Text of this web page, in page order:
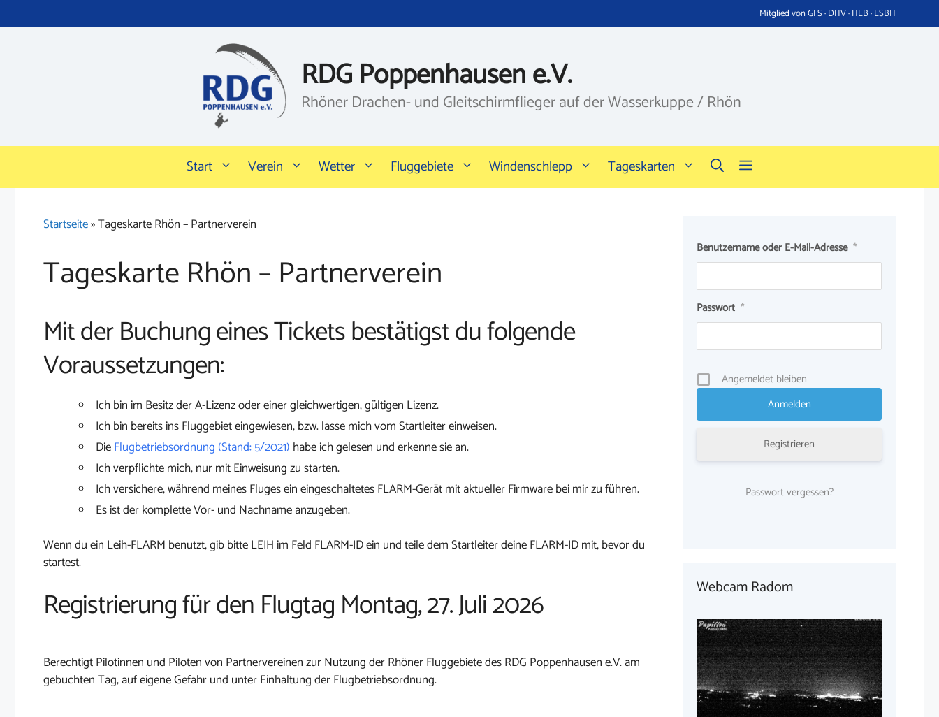
Inhalt
Mitglied von GFS · DHV · HLB · LSBH
RDG Poppenhausen e.V.
Rhöner Drachen- und Gleitschirmflieger auf der Wasserkuppe / Rhön
Start Verein Wetter Fluggebiete Windenschlepp Tageskarten
Startseite»Tageskarte Rhön – Partnerverein
Tageskarte Rhön – Partnerverein
Mit der Buchung eines Tickets bestätigst du folgende
Voraussetzungen:
Ich bin im Besitz der A-Lizenz oder einer gleichwertigen, gültigen Lizenz.
Ich bin bereits ins Fluggebiet eingewiesen, bzw. lasse mich vom Startleiter einweisen.
DieFlugbetriebsordnung (Stand: 5/2021) habe ich gelesen und erkenne sie an.
Ich verpflichte mich, nur mit Einweisung zu starten.
Ich versichere, während meines Fluges ein eingeschaltetes FLARM-Gerät mit aktueller Firmware bei mir zu führen.
Es ist der komplette Vor- und Nachname anzugeben.
Wenn du ein Leih-FLARM benutzt, gib bitte LEIH im Feld FLARM-ID ein und teile dem Startleiter deine FLARM-ID mit, bevor du
startest.
Registrierung für den Flugtag Montag, 27. Juli 2026
Berechtigt Pilotinnen und Piloten von Partnervereinen zur Nutzung der Rhöner Fluggebiete des RDG Poppenhausen e.V. am
gebuchten Tag, auf eigene Gefahr und unter Einhaltung der Flugbetriebsordnung.
Benutzername oder E-Mail-Adresse *
Passwort *
Angemeldet bleiben
Registrieren
Passwort vergessen?
Webcam Radom